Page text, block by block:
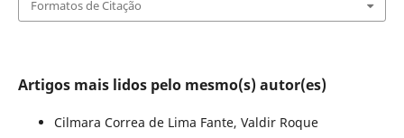
Formatos de Citação
Artigos mais lidos pelo mesmo(s) autor(es)
Cilmara Correa de Lima Fante, Valdir Roque